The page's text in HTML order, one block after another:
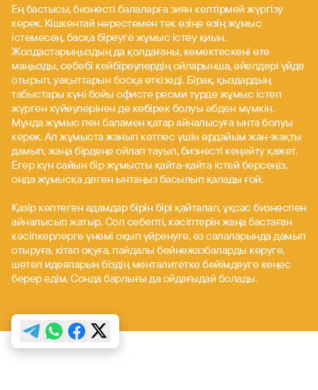
Ең бастысы, бизнесті балаларға зиян келтірмей жүргізу
керек. Кішкентай нәрестемен тек өзіңе өзің жұмыс
істемесең, басқа біреуге жұмыс істеу қиын.
Жолдастарыңыздың да қолдағаны, көмектескені өте
маңызды, себебі кейбіреулердің ойларынша, әйелдері үйде
отырып, уақыттарын босқа өткізеді. Бірақ, қыздардың
табыстары күні бойы офисте ресми түрде жұмыс істеп
жүрген күйеулерінен де көбірек болуы әбден мүмкін.
Мұнда жұмыс пен баламен қатар айналысуға ынта болуы
керек. Ал жұмыста жанып кетпес үшін әрдайым жан-жақты
дамып, жаңа бірдеңе ойлап тауып, бизнесті кеңейту қажет.
Егер күн сайын бір жұмысты қайта-қайта істей берсеңіз,
онда жұмысқа деген ынтаңыз басылып қалады ғой.
Қазір көптеген адамдар бірін бірі қайталап, ұқсас бизнеспен
айналысып жатыр. Сол себепті, кәсіптерін жаңа бастаған
кәсіпкерлерге үнемі оқып үйренуге, өз салаларында дамып
отыруға, кітап оқуға, пайдалы бейнежазбаларды көруге,
шетел идеяларын біздің менталитетке бейімдеуге кеңес
берер едім. Сонда барлығы да ойдағыдай болады.